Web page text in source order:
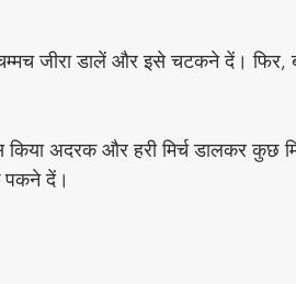
जीरा डालें और इसे चटकने दें। फिर,
अदरक और हरी मिर्च डालकर कुछ
पकने दें।